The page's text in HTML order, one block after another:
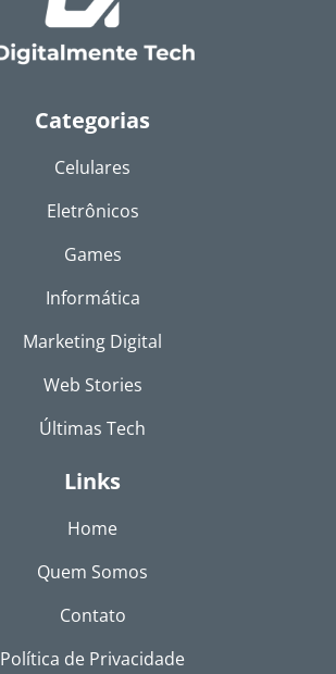
Categorias
Celulares
Eletrônicos
Games
Informática
Marketing Digital
Web Stories
Últimas Tech
Links
Home
Quem Somos
Contato
Política de Privacidade